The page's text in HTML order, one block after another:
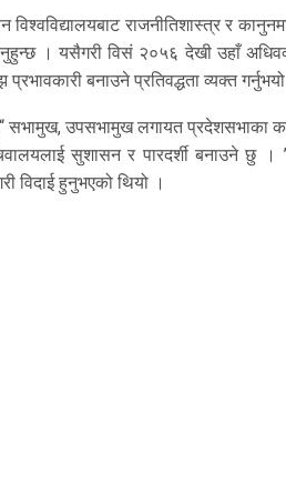
विश्वविद्यालयबाट राजनीतिशास्त्र र
। यसैगरी विसं २०५६ देखी उहाँ
बनाउने प्रतिवद्धता व्यक्त
सभामुख, उपसभामुख लगायत प्रदेशसभाका
सुशासन र पारदर्शी बनाउने छु
विदाई हुनुभएको थियो ।